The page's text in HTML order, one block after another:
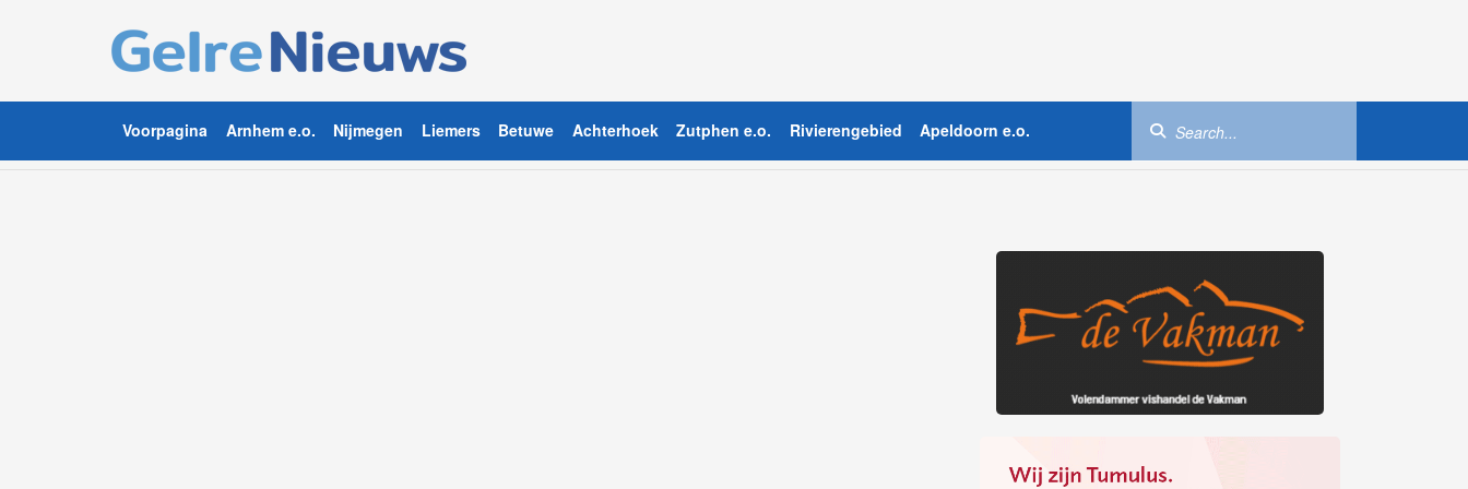
Voorpagina Arnhem e.o. Nijmegen Liemers Betuwe Achterhoek Zutphen e.o. Rivierengebied Apeldoorn e.o.